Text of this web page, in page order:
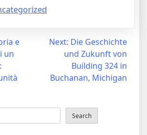
e
un
Next: Die Geschichte
und Zukunft von
Building 324 in
Buchanan, Michigan
Search